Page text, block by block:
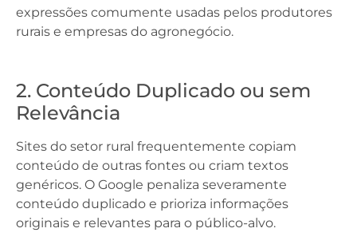
expressões comumente usadas pelos produtores
rurais e empresas do agronegócio.
2. Conteúdo Duplicado ou sem
Relevância
Sites do setor rural frequentemente copiam
conteúdo de outras fontes ou criam textos
genéricos. O Google penaliza severamente
conteúdo duplicado e prioriza informações
originais e relevantes para o público-alvo.